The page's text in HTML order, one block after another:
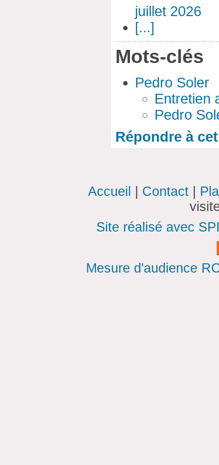
juillet 2026
[...]
Mots-clés
Pedro Soler
Entretien
Pedro
Répondre à
Accueil Contact
Site réalisé avec
Mesure d'audience